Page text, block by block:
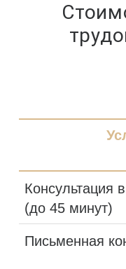
Консультация
(до 45 минут)
Письменная